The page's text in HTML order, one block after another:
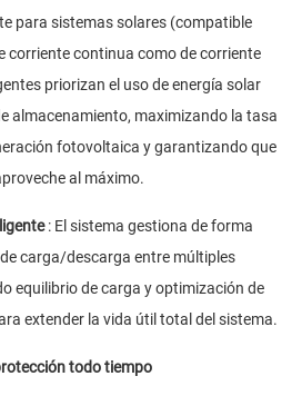
para sistemas solares (compatible
corriente continua como de corriente
priorizan el uso de energía solar
almacenamiento, maximizando la tasa
fotovoltaica y garantizando que
al máximo.
: El sistema gestiona de forma
carga/descarga entre múltiples
equilibrio de carga y optimización de
extender la vida útil total del sistema.
todo tiempo